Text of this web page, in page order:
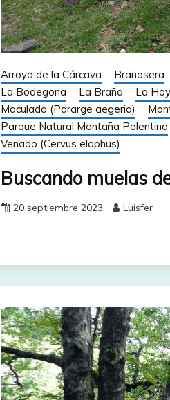
Arroyo de la Cárcava Brañosera
La Bodegona
La Braña La
Maculada (Pararge aegeria)
Parque Natural Montaña Palentina
Venado (Cervus elaphus)
Buscando muelas
20 septiembre 2023 Luisfer